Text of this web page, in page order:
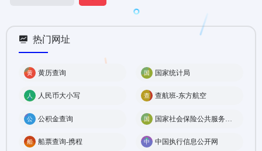
热门网址
黄历查询 国家统计局
人民币大小写 查航班-东方航空
公积金查询
船票查询-携程 中国执行信息公开网